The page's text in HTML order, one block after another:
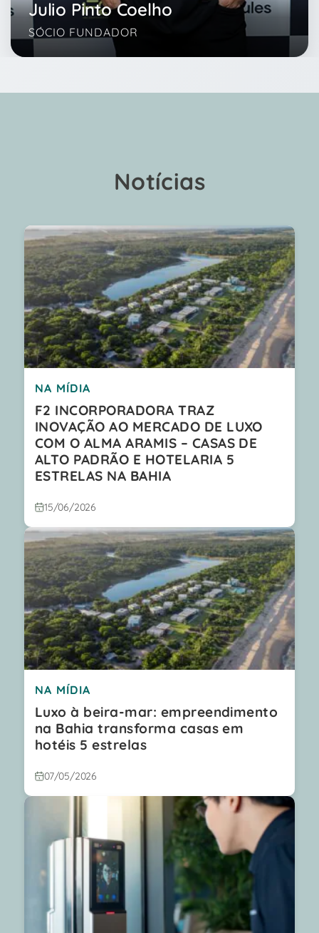
Julio Pinto Coelho
SÓCIO FUNDADOR
Notícias
NA MÍDIA
F2 INCORPORADORA TRAZ
INOVAÇÃO AO MERCADO DE LUXO
COM O ALMA ARAMIS – CASAS DE
ALTO PADRÃO E HOTELARIA 5
ESTRELAS NA BAHIA
15/06/2026
NA MÍDIA
Luxo à beira-mar: empreendimento
na Bahia transforma casas em
hotéis 5 estrelas
07/05/2026